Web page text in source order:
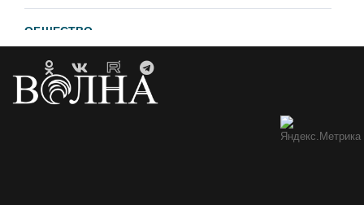
ОБЩЕСТВО
21.04.2023